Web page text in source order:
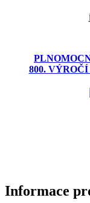
800.
Informace